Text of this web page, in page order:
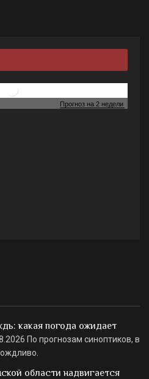
какая погода ожидает
По прогнозам синоптиков, в
области надвигается